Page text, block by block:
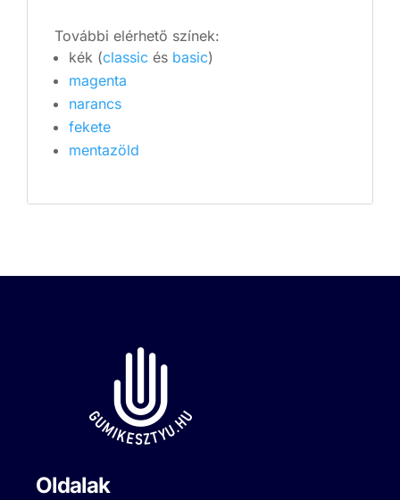
További elérhető színek:
kék (classic és basic)
magenta
narancs
fekete
mentazöld
Oldalak